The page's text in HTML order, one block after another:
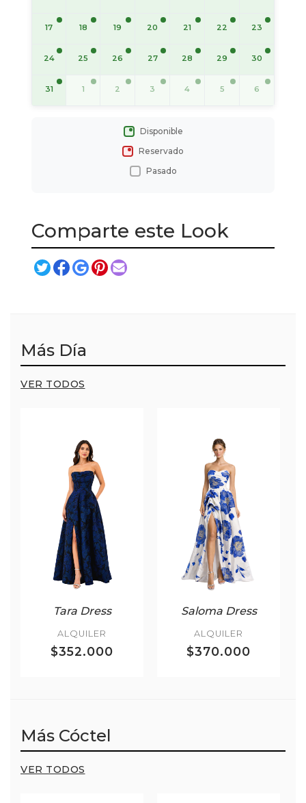
17 18 19 20 21 22 23
24 25 26 27 28 29 30
31 1 2 3 4 5 6
Disponible
Reservado
Pasado
Comparte este Look
Más Día
VER TODOS
Tara Dress
ALQUILER
$352.000
Saloma Dress
ALQUILER
$370.000
Más Cóctel
VER TODOS